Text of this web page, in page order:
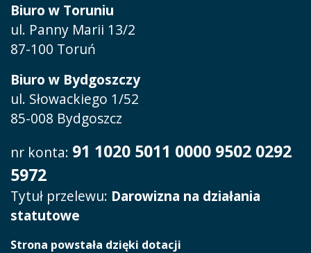
Biuro w Toruniu
ul. Panny Marii 13/2
87-100 Toruń
Biuro w Bydgoszczy
ul. Słowackiego 1/52
85-008 Bydgoszcz
nr konta: 91 1020 5011 0000 9502 0292
5972
Tytuł przelewu: Darowizna na działania
statutowe
Strona powstała dzięki dotacji